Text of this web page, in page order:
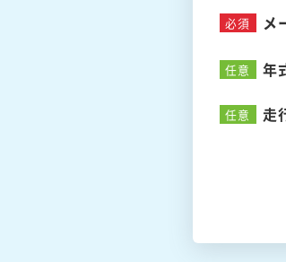
必須 メ
任意 年
任意 走